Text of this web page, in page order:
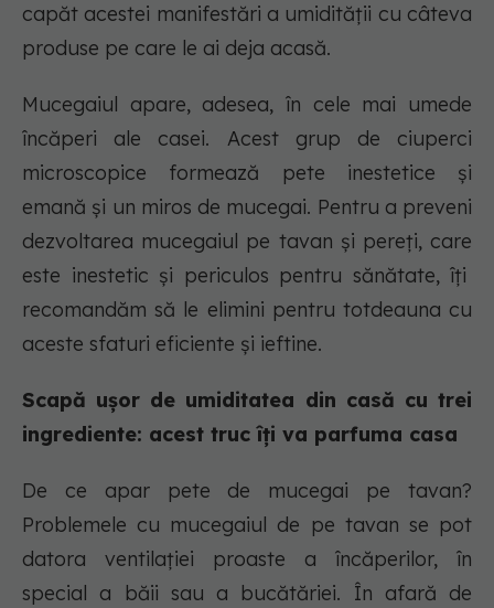
capăt acestei manifestări a umidității cu câteva
produse pe care le ai deja acasă.
Mucegaiul apare, adesea, în cele mai umede
încăperi ale casei. Acest grup de ciuperci
microscopice formează pete inestetice și
emană și un miros de mucegai. Pentru a preveni
dezvoltarea mucegaiul pe tavan și pereți, care
este inestetic și periculos pentru sănătate, îți
recomandăm să le elimini pentru totdeauna cu
aceste sfaturi eficiente și ieftine.
Scapă ușor de umiditatea din casă cu trei
ingrediente: acest truc îți va parfuma casa
De ce apar pete de mucegai pe tavan?
Problemele cu mucegaiul de pe tavan se pot
datora ventilației proaste a încăperilor, în
special a băii sau a bucătăriei. În afară de